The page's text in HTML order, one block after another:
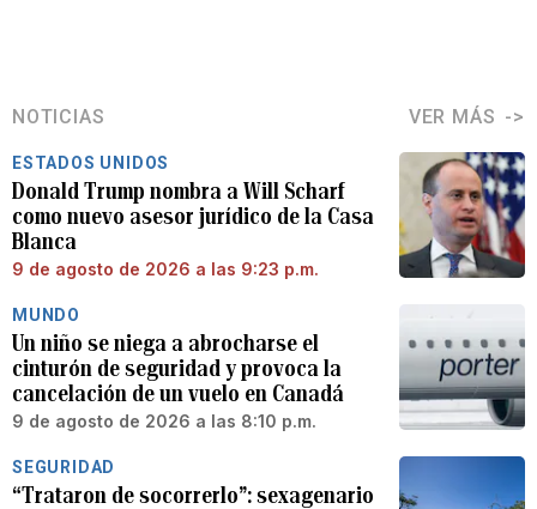
NOTICIAS VER MÁS
ESTADOS UNIDOS
Donald Trump nombra a Will Scharf
como nuevo asesor jurídico de la Casa
Blanca
9 de agosto de 2026 a las 9:23 p.m.
MUNDO
Un niño se niega a abrocharse el
cinturón de seguridad y provoca la
cancelación de un vuelo en Canadá
9 de agosto de 2026 a las 8:10 p.m.
SEGURIDAD
“Trataron de socorrerlo”: sexagenario